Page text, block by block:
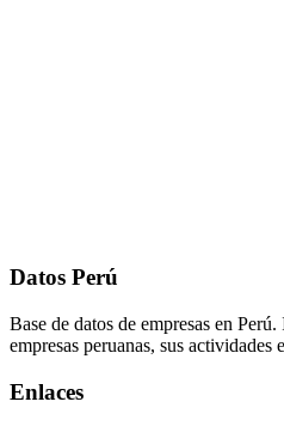
Datos Perú
Base de datos de empresas en
empresas peruanas, sus
Enlaces